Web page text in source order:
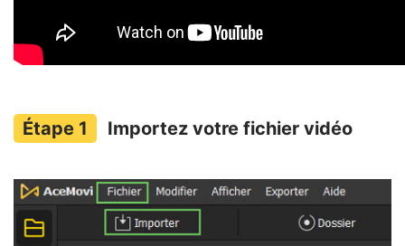
Importez votre fichier vidéo